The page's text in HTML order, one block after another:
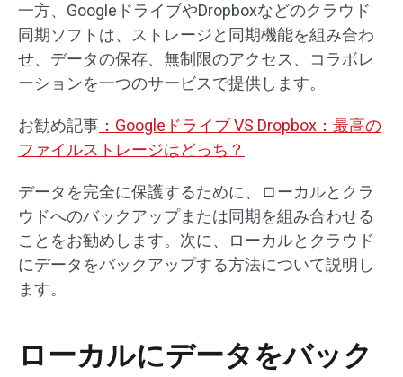
一方、GoogleドライブやDropboxなどのクラウド
同期ソフトは、ストレージと同期機能を組み合わ
せ、データの保存、無制限のアクセス、コラボレ
ーションを一つのサービスで提供します。
お勧め記事 ：Googleドライブ VS Dropbox：最高の
ファイルストレージはどっち？
データを完全に保護するために、ローカルとクラ
ウドへのバックアップまたは同期を組み合わせる
ことをお勧めします。次に、ローカルとクラウド
にデータをバックアップする方法について説明し
ます。
ローカルにデータをバック